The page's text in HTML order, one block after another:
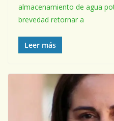
almacenamiento de agua
brevedad retornar a
Leer más